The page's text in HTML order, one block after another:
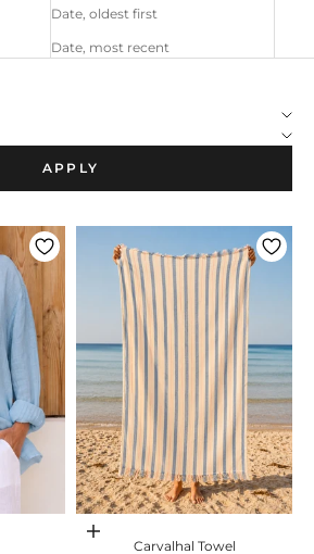
Date, oldest first
Date, most recent
APPLY
Adicionar ao carrinho
Carvalhal Towel